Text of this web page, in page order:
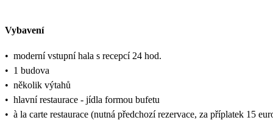
Vybavení
• moderní vstupní hala s recepcí 24 hod.
• 1 budova
• několik výtahů
• hlavní restaurace - jídla formou bufetu
• à la carte restaurace (nutná předchozí rezervace, za příplatek 15